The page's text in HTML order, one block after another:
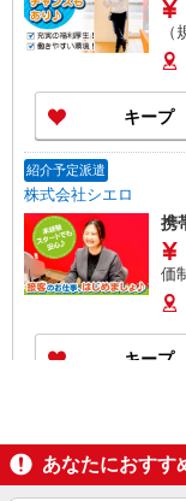
（規定
+゜
頂
い
+
キープ
紹介予定派遣
株式会社シエロ
携
価
あり） ゜+゜・。○
社祝
イン
可
キープ
【
あなたにおすす